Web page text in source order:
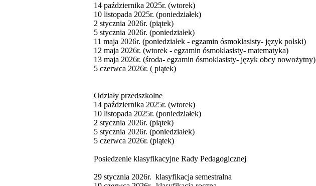
14 października 2025r. (wtorek)
10 listopada 2025r. (poniedziałek)
2 stycznia 2026r. (piątek)
5 stycznia 2026r. (poniedziałek)
11 maja 2026r. (poniedziałek - egzamin ósmoklasisty- język polski)
12 maja 2026r. (wtorek - egzamin ósmoklasisty- matematyka)
13 maja 2026r. (środa- egzamin ósmoklasisty- język obcy nowożytny)
5 czerwca 2026r. ( piątek)
Odziały przedszkolne
14 października 2025r. (wtorek)
10 listopada 2025r. (poniedziałek)
2 stycznia 2026r. (piątek)
5 stycznia 2026r. (poniedziałek)
5 czerwca 2026r. (piątek)
Posiedzenie klasyfikacyjne Rady Pedagogicznej
29 stycznia 2026r. klasyfikacja semestralna